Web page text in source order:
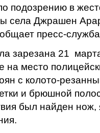
подозрению в
села Джрашен
пресс-
зарезана 21
на место
с колото-
и брюшной
был найден нож,